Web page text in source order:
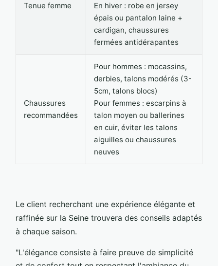
Tenue femme
En hiver : robe en jersey
épais ou pantalon laine +
cardigan, chaussures
fermées antidérapantes
Chaussures
recommandées
Pour hommes : mocassins,
derbies, talons modérés (3-
5cm, talons blocs)
Pour femmes : escarpins à
talon moyen ou ballerines
en cuir, éviter les talons
aiguilles ou chaussures
neuves
Le client recherchant une expérience élégante et
raffinée sur la Seine trouvera des conseils adaptés
à chaque saison.
"L'élégance consiste à faire preuve de simplicité